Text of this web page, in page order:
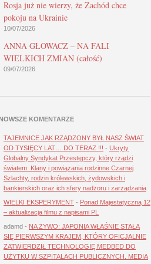
Rosja już nie wierzy, że Zachód chce
pokoju na Ukrainie
10/07/2026
ANNA GŁOWACZ – NA FALI
WIELKICH ZMIAN (całość)
09/07/2026
KOMENTARZE
TAJEMNICE JAK RZĄDZONY BYŁ NASZ ŚWIAT
OD TYSIĘCY LAT… DO TERAZ !!! - Ukryty
Globalny Syndykat Przestępczy, który rządzi
światem: Klany i powiązania rodzinne Czarnej
Szlachty, rodzin królewskich, żydowskich i
bankierskich oraz ich sfery nadzoru i zarządzania
WIELKI EKSPERYMENT - Ponad Majestatyczną 12
– aktualizacja filmu z napisami PL
adamd - NA ŻYWO: JAPONIA WŁAŚNIE STAŁA
SIĘ PIERWSZYM KRAJEM, KTÓRY OFICJALNIE
ZATWIERDZIŁ TECHNOLOGIĘ MEDBED DO
UŻYTKU W SZPITALACH PUBLICZNYCH. MEDIA